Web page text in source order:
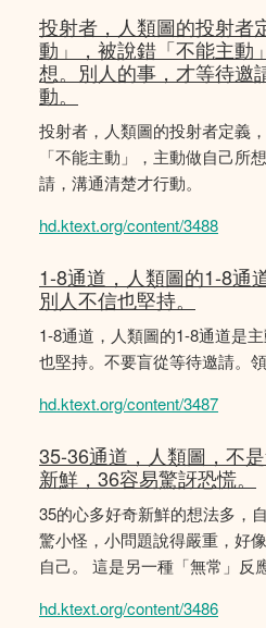
投射者，人類圖的投射者
動」，被說錯「不能主動
想。別人的事，才等待邀
動。
投射者，人類圖的投射者定義
「不能主動」，主動做自己所
請，溝通清楚才行動。
hd.ktext.org/content/3488
1-8通道，人類圖的1-8通
別人不信也堅持。
1-8通道，人類圖的1-8通道是
也堅持。不要盲從等待邀請。
hd.ktext.org/content/3487
35-36通道，人類圖，不
新鮮，36容易驚訝恐慌。
35的心多好奇新鮮的想法多，
驚小怪，小問題說得嚴重，好
自己。 這是另一種「無常」反應
hd.ktext.org/content/3486